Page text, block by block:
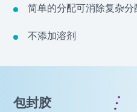
简单的分配可消除复杂
不添加溶剂
包封胶